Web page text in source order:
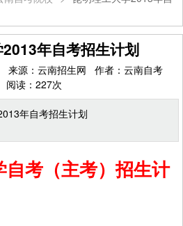
年自考招生计划
来源：云南招生网 作者：云南自考
读：227次
年自考招生计划
自考（主考）招生计